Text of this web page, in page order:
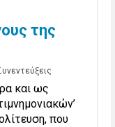
της
και ως
που